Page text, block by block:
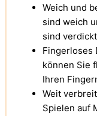
Weich und
sind weich
sind
Fingerloses
können Sie
Ihren
Weit
Spielen auf